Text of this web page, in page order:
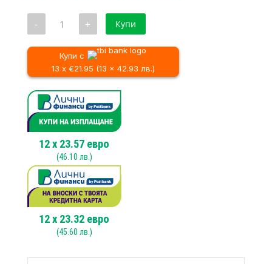
- количество
Прободен
трион
DeWALT
DW333KT,
701
+ Купи
Купи с
13 x €21.95 (13 x 42.93 лв.)
12x 23.57 евро
(46.10 лв.)
12x 23.32 евро
(45.60 лв.)